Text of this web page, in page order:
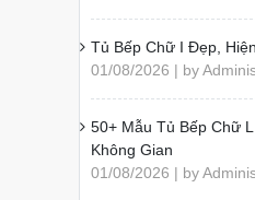
Tủ Bếp Chữ I Đẹp,
01/08/2026 | by
50+ Mẫu Tủ Bếp Chữ
Không Gian
01/08/2026 | by